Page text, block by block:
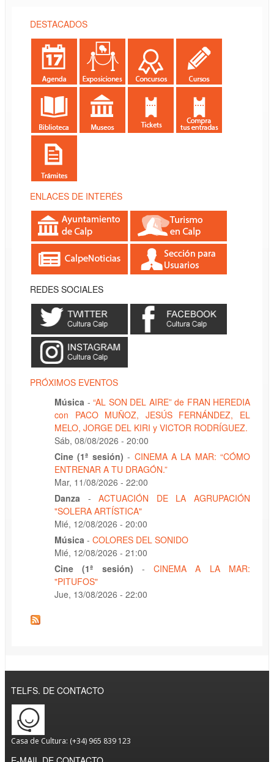
DESTACADOS
ENLACES DE INTERÉS
REDES SOCIALES
PRÓXIMOS EVENTOS
Música - “AL SON DEL AIRE” de FRAN HEREDIA
con PACO MUÑOZ, JESÚS FERNÁNDEZ, EL
MELO, JORGE DEL KIRI y VICTOR RODRÍGUEZ.
Sáb, 08/08/2026 - 20:00
Cine (1ª sesión) - CINEMA A LA MAR: “CÓMO
ENTRENAR A TU DRAGÓN.”
Mar, 11/08/2026 - 22:00
Danza
-ACTUACIÓN DE LA AGRUPACIÓN
"SOLERA ARTÍSTICA"
Mié, 12/08/2026 - 20:00
Música - COLORES DEL SONIDO
Mié, 12/08/2026 - 21:00
Cine (1ª sesión)
-CINEMA A LA MAR:
"PITUFOS"
Jue, 13/08/2026 - 22:00
TELFS. DE CONTACTO
Casa de Cultura: (+34) 965 839 123